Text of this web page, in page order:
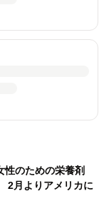
性のための栄養剤
2月よりアメリカに